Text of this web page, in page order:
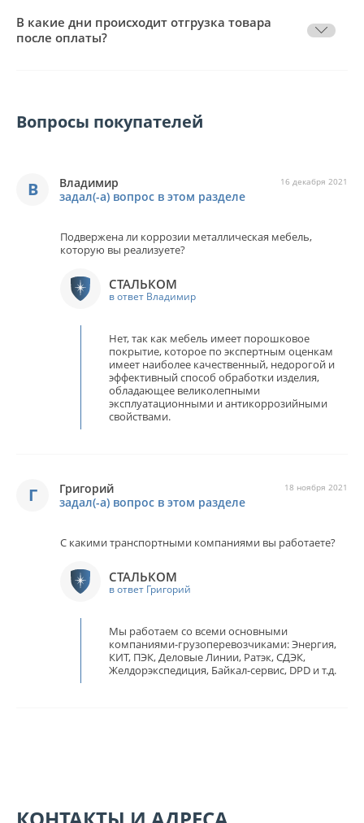
В какие дни происходит отгрузка товара
после оплаты?
Вопросы покупателей
В
Владимир
задал(-а) вопрос в этом разделе
16 декабря 2021
Подвержена ли коррозии металлическая мебель,
которую вы реализуете?
СТАЛЬКОМ
в ответ Владимир
Нет, так как мебель имеет порошковое
покрытие, которое по экспертным оценкам
имеет наиболее качественный, недорогой и
эффективный способ обработки изделия,
обладающее великолепными
эксплуатационными и антикоррозийными
свойствами.
Г
Григорий
задал(-а) вопрос в этом разделе
18 ноября 2021
С какими транспортными компаниями вы работаете?
СТАЛЬКОМ
в ответ Григорий
Мы работаем со всеми основными
компаниями-грузоперевозчиками: Энергия,
КИТ, ПЭК, Деловые Линии, Ратэк, СДЭК,
Желдорэкспедиция, Байкал-сервис, DPD и т.д.